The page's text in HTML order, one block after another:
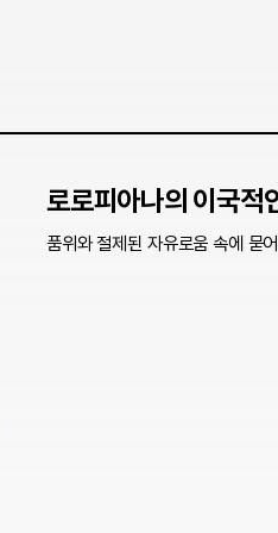
로로피아나의 이국적
품위와 절제된 자유로움 속에 묻